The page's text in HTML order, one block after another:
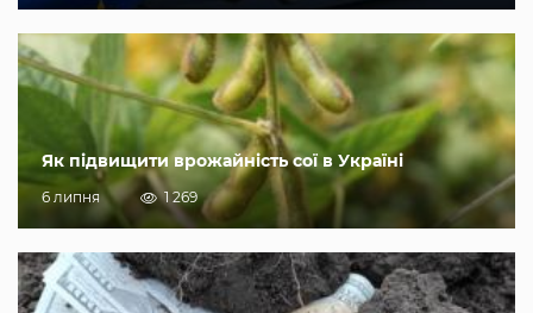
Як підвищити врожайність сої в Україні
6 липня 1 269